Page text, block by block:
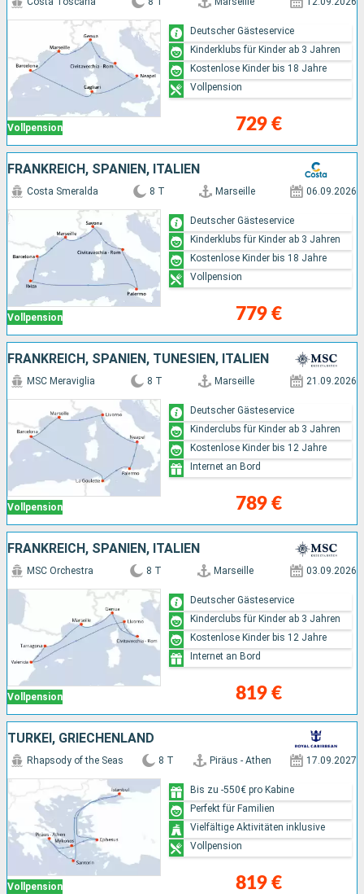
Vollpension 729 €
Deutscher Gästeservice
Kinderklubs für Kinder ab 3 Jahren
Kostenlose Kinder bis 18 Jahre
Vollpension
FRANKREICH, SPANIEN, ITALIEN
Vollpension
Costa Smeralda 8 T Marseille 06.09.2026
779 €
Deutscher Gästeservice
Kinderklubs für Kinder ab 3 Jahren
Kostenlose Kinder bis 18 Jahre
Vollpension
FRANKREICH, SPANIEN, TUNESIEN, ITALIEN
Vollpension
MSC Meraviglia 8 T Marseille 21.09.2026
789 €
Deutscher Gästeservice
Kinderclubs für Kinder ab 3 Jahren
Kostenlose Kinder bis 12 Jahre
Internet an Bord
FRANKREICH, SPANIEN, ITALIEN
Vollpension
MSC Orchestra 8 T Marseille 03.09.2026
819 €
Deutscher Gästeservice
Kinderclubs für Kinder ab 3 Jahren
Kostenlose Kinder bis 12 Jahre
Internet an Bord
TÜRKEI, GRIECHENLAND
Vollpension
Rhapsody of the Seas 8 T Piräus - Athen 17.09.2027
819 €
Bis zu -550€ pro Kabine
Perfekt für Familien
Vielfältige Aktivitäten inklusive
Vollpension